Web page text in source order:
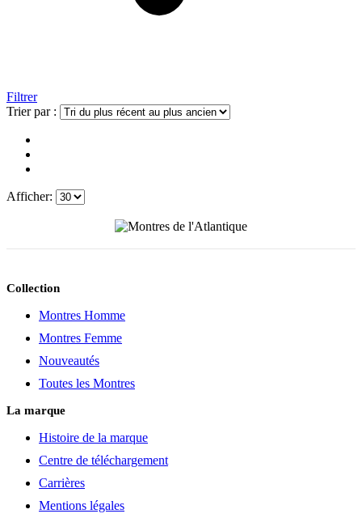
Filtrer
Trier par :
Afficher:
Collection
Montres Homme
Montres Femme
Nouveautés
Toutes les Montres
La marque
Histoire de la marque
Centre de téléchargement
Carrières
Mentions légales